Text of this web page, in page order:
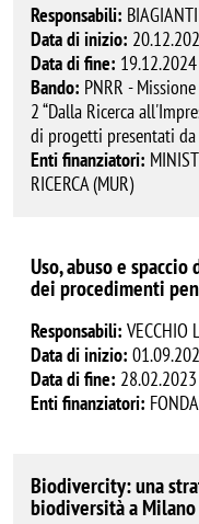
Responsabili:
Data di inizio:
Data di fine: 19.12.2024
Bando: PNRR -
2 “Dalla Ricerca
di progetti presentati
Enti finanziatori:
RICERCA (MUR)
Uso, abuso e
dei procedimenti
Responsabili: VECCHIO
Data di inizio:
Data di fine: 28.02.2023
Enti finanziatori:
Biodivercity: una
biodiversità a Milano